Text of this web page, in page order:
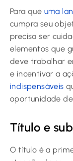
Para que uma
cumpra seu
precisa ser
elementos que
deve trabalhar
e incentivar a
indispensáveis
oportunidade de
Título e
O título é a